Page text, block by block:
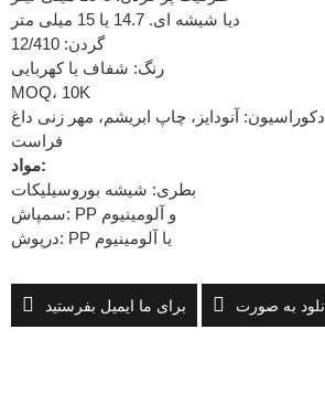
دیا شیشه ای. 14.7 یا 15 میلی متر
گردن: 12/410
رنگ: شفاف یا کهربایی
MOQ، 10K
دکوراسیون: آنودایز، چاپ ابریشم، مهر زنی داغ، UV. سمپاشی،
فراست
مواد:
بطری: شیشه بوروسیلیکات
سمپاش: PP و آلومینیوم
درپوش: PP یا آلومینیوم
برای ما ایمیل بفرستید